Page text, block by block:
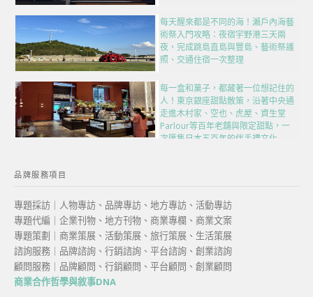
每天醒來都是不同的海！瀨戶內海藝
術祭入門攻略：夜宿宇野港三天兩
夜，完成跳島直島與豐島、藝術祭護
照、交通住宿一次整理
每一盒和菓子，都藏著一位想記住的
人！東京銀座甜點散策，沿著中央通
走進木村家、空也、虎屋、資生堂
Parlour等百年老舖與限定甜點，一
次匯集日本五百年的伴手禮文化
品牌服務項目
專題採訪｜人物專訪、品牌專訪、地方專訪、活動專訪
專題代編｜企業刊物、地方刊物、商業專欄、商業文案
專題策劃｜商業策展、活動策展、旅行策展、生活策展
諮詢服務｜品牌諮詢、行銷諮詢、平台諮詢、創業諮詢
顧問服務｜品牌顧問、行銷顧問、平台顧問、創業顧問
商業合作哲學與敘事DNA